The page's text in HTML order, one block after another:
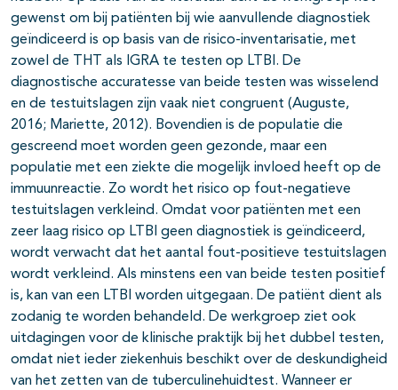
gewenst om bij patiënten bij wie aanvullende diagnostiek
geïndiceerd is op basis van de risico-inventarisatie, met
zowel de THT als IGRA te testen op LTBI. De
diagnostische accuratesse van beide testen was wisselend
en de testuitslagen zijn vaak niet congruent (Auguste,
2016; Mariette, 2012). Bovendien is de populatie die
gescreend moet worden geen gezonde, maar een
populatie met een ziekte die mogelijk invloed heeft op de
immuunreactie. Zo wordt het risico op fout-negatieve
testuitslagen verkleind. Omdat voor patiënten met een
zeer laag risico op LTBI geen diagnostiek is geïndiceerd,
wordt verwacht dat het aantal fout-positieve testuitslagen
wordt verkleind. Als minstens een van beide testen positief
is, kan van een LTBI worden uitgegaan. De patiënt dient als
zodanig te worden behandeld. De werkgroep ziet ook
uitdagingen voor de klinische praktijk bij het dubbel testen,
omdat niet ieder ziekenhuis beschikt over de deskundigheid
van het zetten van de tuberculinehuidtest. Wanneer er